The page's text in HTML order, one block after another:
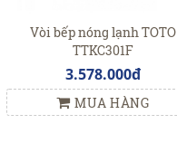
Vòi bếp nóng lạnh TOTO
TTKC301F
3.578.000đ
MUA HÀNG